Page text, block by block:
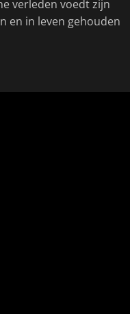
verleden voedt zijn
en in leven gehouden